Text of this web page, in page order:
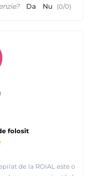
Da Nu (0/0)
folosit
de la ROIAL este o